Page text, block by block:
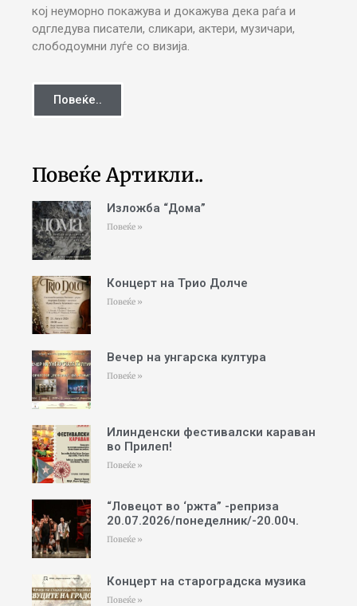
кој неуморно покажува и докажува дека раѓа и
одгледува писатели, сликари, актери, музичари,
слободоумни луѓе со визија.
Повеќе..
Повеќе Артикли..
Изложба “Дома”
Повеќе »
Концерт на Трио Долче
Повеќе »
Вечер на унгарска култура
Повеќе »
Илинденски фестивалски караван
во Прилеп!
Повеќе »
“Ловецот во ‘ржта” -реприза
20.07.2026/понеделник/-20.00ч.
Повеќе »
Концерт на староградска музика
Повеќе »